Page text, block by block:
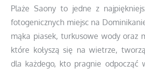
Plaże Saony to jedne z
fotogenicznych miejsc na
mąka piasek, turkusowe wody oraz
które kołyszą się na wietrze,
dla każdego, kto pragnie odpocząć